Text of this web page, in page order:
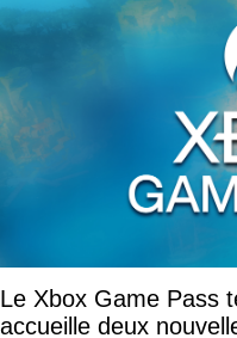
Le Xbox Game Pass
accueille deux